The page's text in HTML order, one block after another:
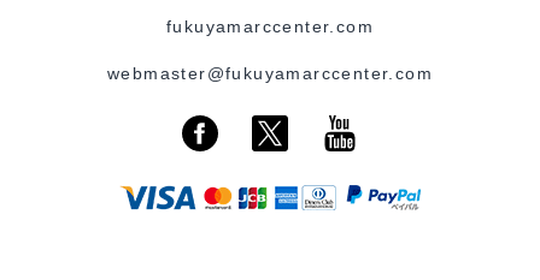
fukuyamarccenter.com
webmaster@fukuyamarccenter.com